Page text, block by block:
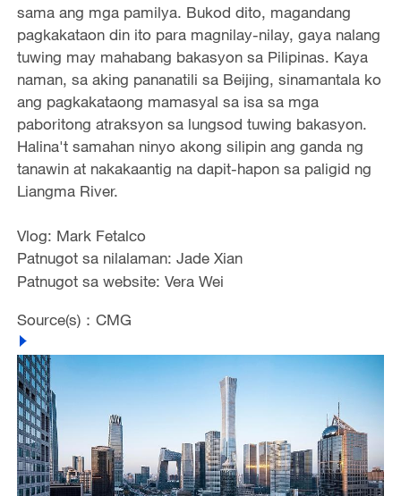
sama ang mga pamilya. Bukod dito, magandang
pagkakataon din ito para magnilay-nilay, gaya nalang
tuwing may mahabang bakasyon sa Pilipinas. Kaya
naman, sa aking pananatili sa Beijing, sinamantala ko
ang pagkakataong mamasyal sa isa sa mga
paboritong atraksyon sa lungsod tuwing bakasyon.
Halina't samahan ninyo akong silipin ang ganda ng
tanawin at nakakaantig na dapit-hapon sa paligid ng
Liangma River.
Vlog: Mark Fetalco
Patnugot sa nilalaman: Jade Xian
Patnugot sa website: Vera Wei
Source(s)：CMG